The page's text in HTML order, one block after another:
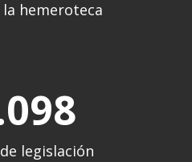
hemeroteca
legislación